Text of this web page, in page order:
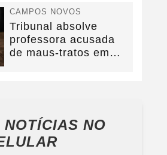
CAMPOS NOVOS
Tribunal absolve
professora acusada
de maus-tratos em
NOTÍCIAS NO